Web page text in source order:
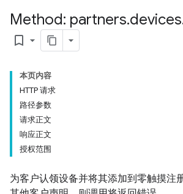
Method: partners.devices
bookmark_border
本页内容
HTTP 请求
路径参数
请求正文
响应正文
授权范围
为客户认领设备并将其添加到零触摸注